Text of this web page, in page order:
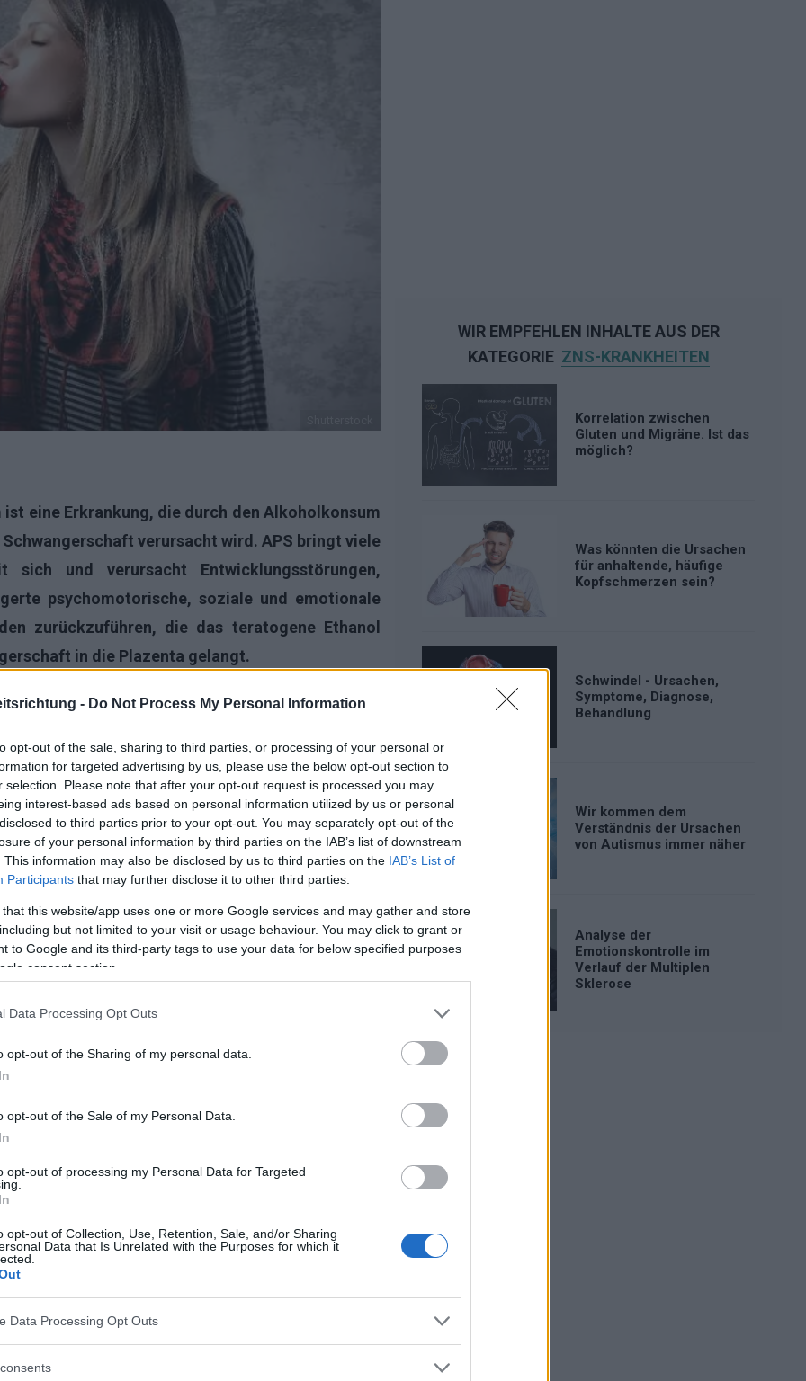
- Do Not Process My Personal Information
opt-out of the sale, sharing to third parties, or processing of your personal or
for targeted advertising by us, please use the below opt-out section to
selection. Please note that after your opt-out request is processed you may
interest-based ads based on personal information utilized by us or personal
to third parties prior to your opt-out. You may separately opt-out of the
of your personal information by third parties on the IAB’s list of downstream
This information may also be disclosed by us to third parties on the IAB’s List of
Participants that may further disclose it to other third parties.
that this website/app uses one or more Google services and may gather and store
but not limited to your visit or usage behaviour. You may click to grant or
to Google and its third-party tags to use your data for below specified purposes
consent section.
Data Processing Opt Outs
opt-out of the Sharing of my personal data.
opt-out of the Sale of my Personal Data.
opt-out of processing my Personal Data for Targeted
opt-out of Collection, Use, Retention, Sale, and/or Sharing
Data that Is Unrelated with the Purposes for which it
Data Processing Opt Outs
eine Erkrankung, die durch den Alkoholkonsum
verursacht wird. APS bringt viele
und verursacht Entwicklungsstörungen,
psychomotorische, soziale und emotionale
zurückzuführen, die das teratogene Ethanol
in die Plazenta gelangt.
für Frauen auf der ganzen Welt zu einer immer
Alkoholkonsums während der Schwangerschaft,
einem der drängendsten Probleme, zumal die
Bier oder Rotwein, harmlos ist. Wie das
und Entwicklungsfehler durch den
vor allem in den erstendrei Monaten der
während der Schwangerschaft besteht
pathologische Veränderungen hervorrufen kann,
dass eine so geringe Menge keinen Schaden
Frauen im gebärfähigen Alter, d.h. zwischen 18 und
Alkohol getrunken haben. Je jünger die
während der Schwangerschaft - ein
mit höherer Bildung (33%) und bei 'alltäglichen'
WIR EMPFEHLEN INHALTE AUS DER
KATEGORIE ZNS-KRANKHEITEN
Korrelation zwischen
Gluten und Migräne. Ist das
möglich?
Was könnten die Ursachen
für anhaltende, häufige
Kopfschmerzen sein?
Schwindel - Ursachen,
Symptome, Diagnose,
Behandlung
Wir kommen dem
Verständnis der Ursachen
von Autismus immer näher
Analyse der
Emotionskontrolle im
Verlauf der Multiplen
Sklerose